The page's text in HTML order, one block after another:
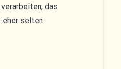
das
eher selten